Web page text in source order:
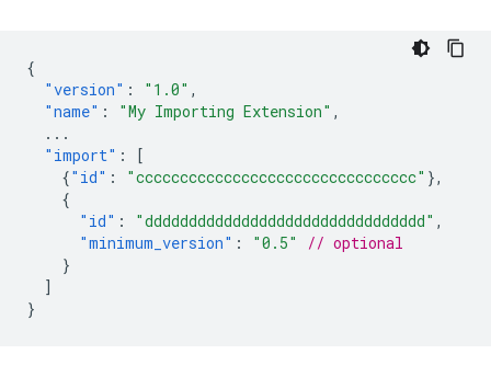
{
"version" : "1.0" ,
"name" : "My Importing Extension" ,
...
"import" :
[
{"id" : "cccccccccccccccccccccccccccccccc" },
{
"id" : "dddddddddddddddddddddddddddddddd" ,
"minimum_version" : "0.5"
// optional
}
]
}